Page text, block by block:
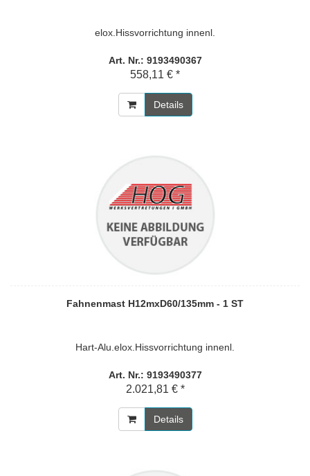
elox.Hissvorrichtung innenl.
Art. Nr.: 9193490367
558,11 € *
Details
Fahnenmast H12mxD60/135mm - 1 ST
Hart-Alu.elox.Hissvorrichtung innenl.
Art. Nr.: 9193490377
2.021,81 € *
Details